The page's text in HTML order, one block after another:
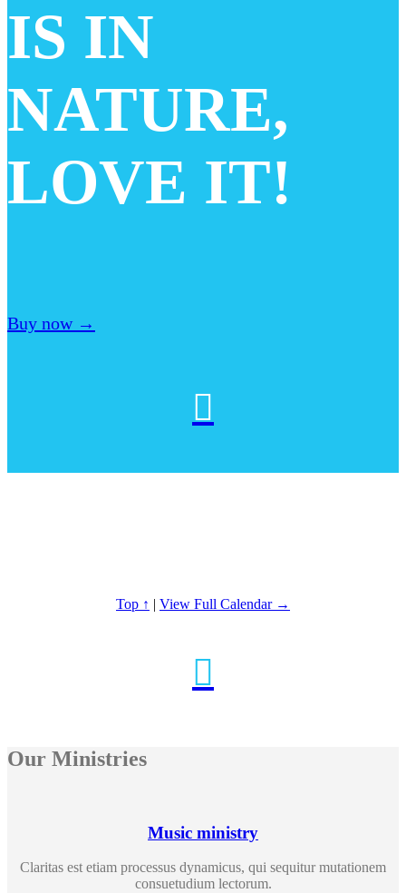
IS IN
NATURE,
LOVE IT!
Buy now →

Top ↑ | View Full Calendar →

Our Ministries
Music ministry
Claritas est etiam processus dynamicus, qui sequitur mutationem
consuetudium lectorum.